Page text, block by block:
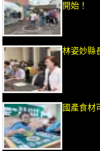
開始！
林姿妙縣
國產食材